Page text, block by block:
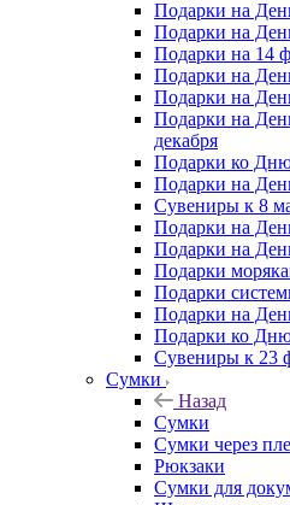
Подарки на
Подарки на
Подарки на 14
Подарки на
Подарки на
Подарки на
декабря
Подарки ко
Подарки на
Сувениры к 8
Подарки на
Подарки на
Подарки
Подарки
Подарки на
Подарки ко
Сувениры к 23
Сумки
Назад
Сумки
Сумки через
Рюкзаки
Сумки для